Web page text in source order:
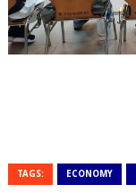
TAGS: ECONOMY